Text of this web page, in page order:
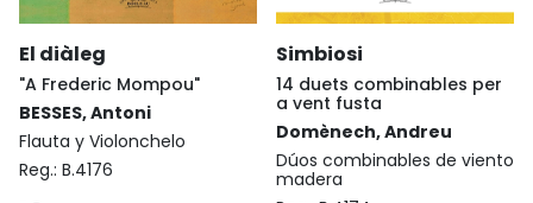
El diàleg
"A Frederic Mompou"
BESSES, Antoni
Flauta y Violonchelo
Reg.: B.4176
Simbiosi
14 duets combinables per
a vent fusta
Domènech, Andreu
Dúos combinables de viento
madera